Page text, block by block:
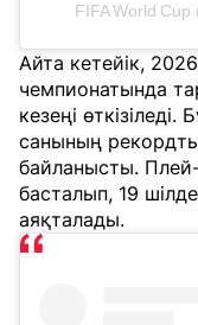
FIFA World
Айта кетейік,
чемпионатында
кезеңі
санының
байланысты.
басталып, 19
аяқталады.